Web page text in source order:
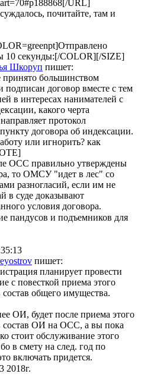
URL]
почитайте, там и
10 секунды:[/COLOR][/SIZE]
Шкоруп пишет:
большинством
подписан договор вместе с тем
в интересах нанимателей с
какого черта
протокол
договора об индексации.
или игнорить? как
ОСС правильно утверждены
то ОМСУ "идет в лес" со
разногласий, если им не
в суде доказывают
условия договора.
пандусов и подъемников для
пишет:
планирует провести
с повесткой приема этого
общего имущества.
ОИ, будет после приема этого
состав ОИ на ОСС, а вы пока
стоит обслуживание этого
в смету на след. год по
включать придется.
2018г.